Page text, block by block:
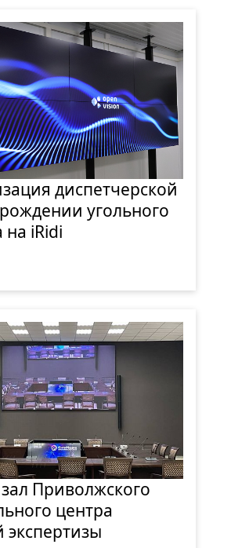
диспетчерской
угольного
на iRidi
Приволжского
центра
экспертизы